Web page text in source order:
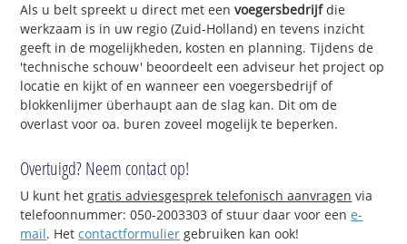
Als u belt spreekt u direct met eenvoegersbedrijfdie
werkzaam is in uw regio (Zuid-Holland) en tevens inzicht
geeft in de mogelijkheden, kosten en planning. Tijdens de
'technische schouw' beoordeelt een adviseur het project op
locatie en kijkt of en wanneer een voegersbedrijf of
blokkenlijmer überhaupt aan de slag kan. Dit om de
overlast voor oa. buren zoveel mogelijk te beperken.
Overtuigd? Neem contact op!
U kunt hetgratis adviesgesprek telefonisch aanvragen via
telefoonnummer: 050-2003303 of stuur daar voor eene-
mail. Hetcontactformulier gebruiken kan ook!